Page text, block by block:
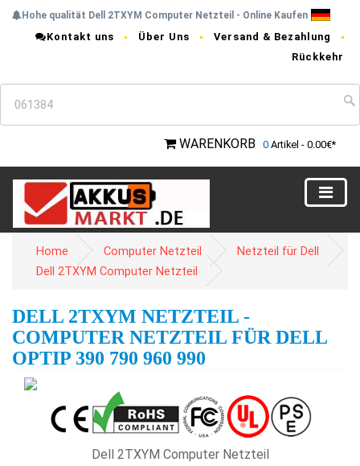
Hohe qualität Dell 2TXYM Computer Netzteil - Online Kaufen
Kontakt uns Über Uns
Versand & Bezahlung
Rückkehr
WARENKORB 0 Artikel - 0.00€*
Home Computer Netzteil
Netzteil für Dell
Dell 2TXYM Computer Netzteil
DELL 2TXYM NETZTEIL -
COMPUTER NETZTEIL FÜR DELL
OPTIP 390 790 960 990
Dell 2TXYM Computer Netzteil